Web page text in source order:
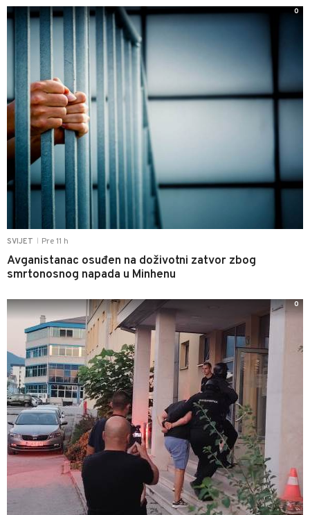
SVIJET Pre 11 h
Avganistanac osuđen na doživotni zatvor zbog
smrtonosnog napada u Minhenu
0
0